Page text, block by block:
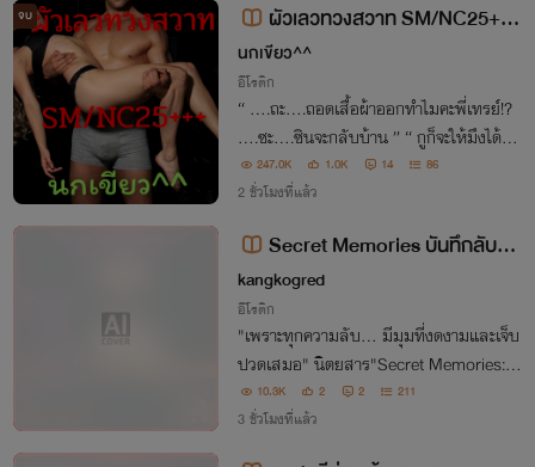
จบ
ผัวเลวทวงสวาท SM/NC25++
+
นกเขียว^^
อีโรติก
“ ….ถะ….ถอดเสื้อผ้าออกทำไมคะพี่เทรย์!?
….ซะ….ซินจะกลับบ้าน ” “ กูก็จะให้มึงได้ชด
ใช้ความผิดของพี่มึงไงล่ะซิซิน ”
247.0K 1.0K 14 86
2 ชั่วโมงที่แล้ว
Secret Memories บันทึกลับฉบั
บสีเทา
kangkogred
อีโรติก
"เพราะทุกความลับ... มีมุมที่งดงามและเจ็บ
ปวดเสมอ" นิตยสาร"Secret Memories: บั
นทึกลับฉบับสีเทา" จึงเป็นพื้นที่แบ่งปันเรื่อ
งราวสีเทาของทุกคน (สร้างจากเค้าโครงเรื่อง
10.3K 2 2 211
3 ชั่วโมงที่แล้ว